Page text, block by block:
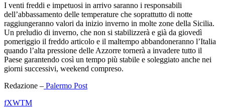
I venti freddi e impetuosi in arrivo saranno i responsabili
dell’abbassamento delle temperature che soprattutto di notte
raggiungeranno valori da inizio inverno in molte zone della Sicilia.
Un preludio di inverno, che non si stabilizzerà e già da giovedì
pomeriggio il freddo articolo e il maltempo abbandoneranno l’Italia
quando l’alta pressione delle Azzorre tornerà a invadere tutto il
Paese garantendo così un tempo più stabile e soleggiato anche nei
giorni successivi, weekend compreso.
Redazione – Palermo Post
fXWTM